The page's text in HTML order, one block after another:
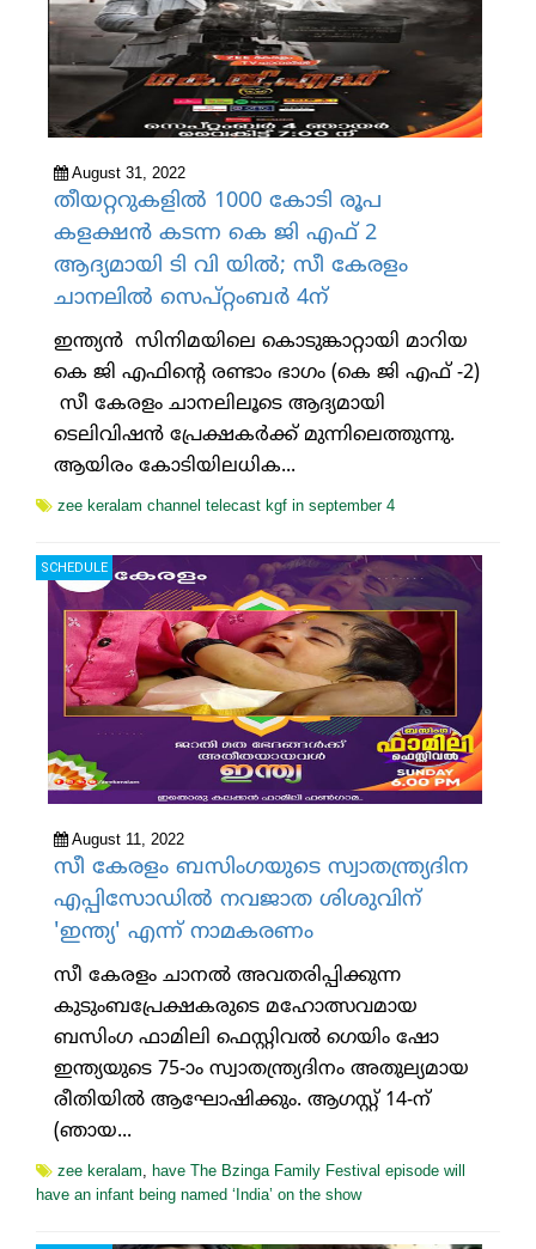
August 31, 2022
തീയറ്ററുകളിൽ 1000 കോടി രൂപ
കളക്ഷൻ കടന്ന കെ ജി എഫ് 2
ആദ്യമായി ടി വി യിൽ; സീ കേരളം
ചാനലിൽ സെപ്റ്റംബർ 4ന്
ഇന്ത്യൻ സിനിമയിലെ കൊടുങ്കാറ്റായി മാറിയ
കെ ജി എഫിന്റെ രണ്ടാം ഭാഗം (കെ ജി എഫ് -2)
സീ കേരളം ചാനലിലൂടെ ആദ്യമായി
ടെലിവിഷൻ പ്രേക്ഷകർക്ക് മുന്നിലെത്തുന്നു.
ആയിരം കോടിയിലധിക...
zee keralam channel telecast kgf in september 4
SCHEDULE
August 11, 2022
സീ കേരളം ബസിംഗയുടെ സ്വാതന്ത്ര്യദിന
എപ്പിസോഡിൽ നവജാത ശിശുവിന്
'ഇന്ത്യ' എന്ന് നാമകരണം
സീ കേരളം ചാനൽ അവതരിപ്പിക്കുന്ന
കുടുംബപ്രേക്ഷകരുടെ മഹോത്സവമായ
ബസിംഗ ഫാമിലി ഫെസ്റ്റിവൽ ഗെയിം ഷോ
ഇന്ത്യയുടെ 75-ാം സ്വാതന്ത്ര്യദിനം അതുല്യമായ
രീതിയിൽ ആഘോഷിക്കും. ആഗസ്റ്റ് 14-ന്
(ഞായ...
zee keralam
have The Bzinga Family Festival episode will
have an infant being named ‘India’ on the show